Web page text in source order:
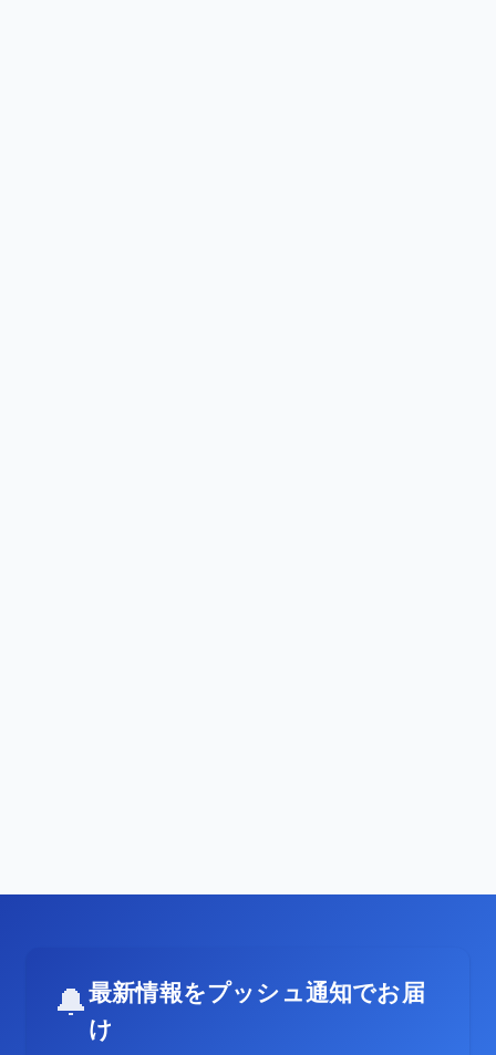
🔔最新情報をプッシュ通知でお届
け